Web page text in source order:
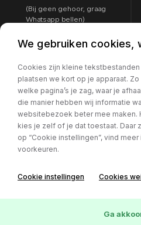
(Bij geen gehoor, graag
Whatsapp bellen)
Argon 25
Routebeschrijving
We gebruiken cookies,
Cookies zijn kleine
plaatsen we kort op je apparaat.
welke pagina’s je zag, waar je
die manier hebben wij informatie
websitebezoek beter mee maken.
kies je zelf of je dat toestaat. Daar
op “Cookie instellingen”, vind
voorkeuren.
Cookie instellingen Cookies
Ga